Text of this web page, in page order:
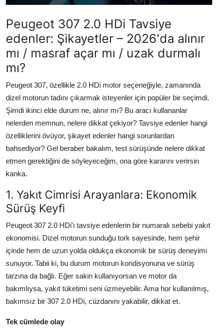
Peugeot 307 2.0 HDi Tavsiye
edenler: Şikayetler – 2026'da alınır
mı / masraf açar mı / uzak durmalı
mı?
Peugeot 307, özellikle 2.0 HDi motor seçeneğiyle, zamanında
dizel motorun tadını çıkarmak isteyenler için popüler bir seçimdi.
Şimdi ikinci elde durum ne, alınır mı? Bu aracı kullananlar
nelerden memnun, nelere dikkat çekiyor? Tavsiye edenler hangi
özelliklerini övüyor, şikayet edenler hangi sorunlardan
bahsediyor? Gel beraber bakalım, test sürüşünde nelere dikkat
etmen gerektiğini de söyleyeceğim, ona göre kararını verirsin
kanka.
1. Yakıt Cimrisi Arayanlara: Ekonomik
Sürüş Keyfi
Peugeot 307 2.0 HDi'ı tavsiye edenlerin bir numaralı sebebi yakıt
ekonomisi. Dizel motorun sunduğu tork sayesinde, hem şehir
içinde hem de uzun yolda oldukça ekonomik bir sürüş deneyimi
sunuyor. Tabii ki, bu durum motorun kondisyonuna ve sürüş
tarzına da bağlı. Eğer sakin kullanıyorsan ve motor da
bakımlıysa, yakıt tüketimi seni üzmeyebilir. Ama hor kullanılmış,
bakımsız bir 307 2.0 HDi, cüzdanını yakabilir, dikkat et.
Tek cümlede olay